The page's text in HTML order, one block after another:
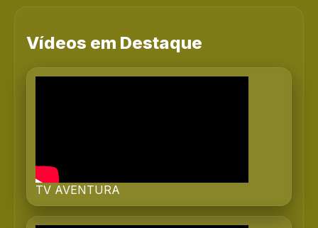
Vídeos em Destaque
TV AVENTURA